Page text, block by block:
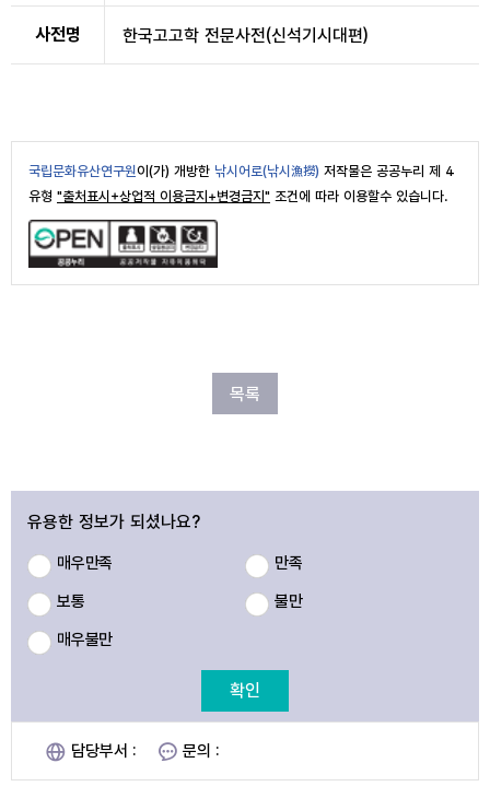
사전명 한국고고학 전문사전(신석기시대편)
국립문화유산연구원이(가) 개방한 낚시어로(낚시漁撈) 저작물은 공공누리 제 4
유형 "출처표시+상업적 이용금지+변경금지" 조건에 따라 이용할수 있습니다.
목록
유용한 정보가 되셨나요?
매우만족
만족
보통
불만
매우불만
확인
담당부서 : 문의 :